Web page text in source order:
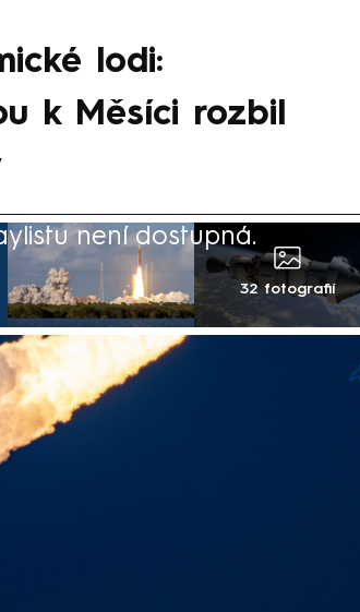
lodi:
k Měsíci rozbil
není dostupná.
32 fotografií
opravila toaletu kosmické
střediskem v Houstonu,
letectví a vesmír (NASA).
kontrolku poruchy toalety,
příslušná data spolu s
společně postupně vyřešili.